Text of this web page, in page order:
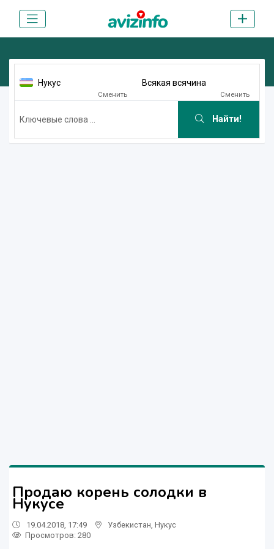
Нукус
Сменить
Всякая всячина
Сменить
Найти!
Продаю корень солодки в
Нукусе
19.04.2018, 17:49 Узбекистан Нукус
Просмотров: 280